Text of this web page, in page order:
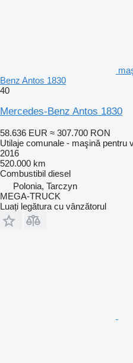
Benz Antos 1830
40
Mercedes-Benz Antos 1830
58.636 EUR ≈ 307.700 RON
Utilaje comunale - maşină pentru
2016
520.000 km
Combustibil diesel
Polonia, Tarczyn
MEGA-TRUCK
Luați legătura cu vânzătorul